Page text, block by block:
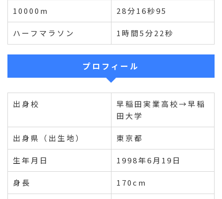
10000m 28分16秒95
ハーフマラソン 1時間5分22秒
プロフィール
出身校
早稲田実業高校→早稲
田大学
出身県（出生地） 東京都
生年月日 1998年6月19日
身長 170cm